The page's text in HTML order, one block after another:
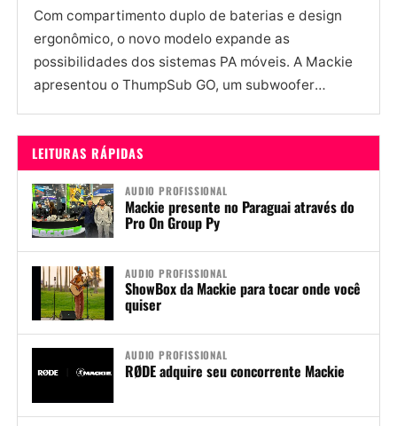
Com compartimento duplo de baterias e design
ergonômico, o novo modelo expande as
possibilidades dos sistemas PA móveis. A Mackie
apresentou o ThumpSub GO, um subwoofer
LEITURAS RÁPIDAS
AUDIO PROFISSIONAL
Mackie presente no Paraguai através do
Pro On Group Py
AUDIO PROFISSIONAL
ShowBox da Mackie para tocar onde você
quiser
AUDIO PROFISSIONAL
RØDE adquire seu concorrente Mackie